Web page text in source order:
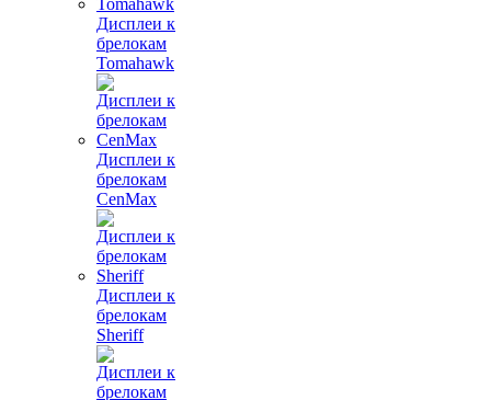
Дисплеи к
брелокам
Tomahawk
Дисплеи к
брелокам
CenMax
Дисплеи к
брелокам
Sheriff